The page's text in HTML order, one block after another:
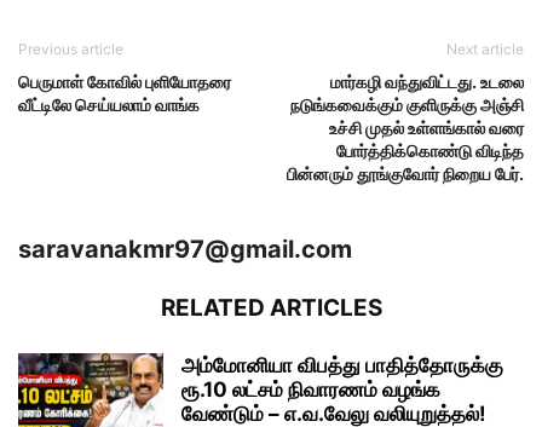
Previous article
பெருமாள் கோவில் புளியோதரை
வீட்டிலே செய்யலாம் வாங்க
Next article
மார்கழி வந்துவிட்டது. உடலை
நடுங்கவைக்கும் குளிருக்கு அஞ்சி
உச்சி முதல் உள்ளங்கால் வரை
போர்த்திக்கொண்டு விடிந்த
பின்னரும் தூங்குவோர் நிறைய பேர்.
saravanakmr97@gmail.com
RELATED ARTICLES
அம்மோனியா விபத்து பாதித்தோருக்கு
ரூ.10 லட்சம் நிவாரணம் வழங்க
வேண்டும் – எ.வ.வேலு வலியுறுத்தல்!